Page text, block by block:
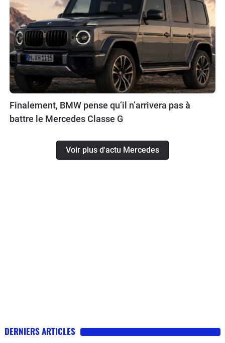
Finalement, BMW pense qu’il n’arrivera pas à
battre le Mercedes Classe G
Voir plus d'actu Mercedes
DERNIERS ARTICLES